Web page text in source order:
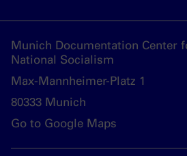
Munich Documentation Center
National Socialism
Max-Mannheimer-Platz 1
80333 Munich
Go to Google Maps